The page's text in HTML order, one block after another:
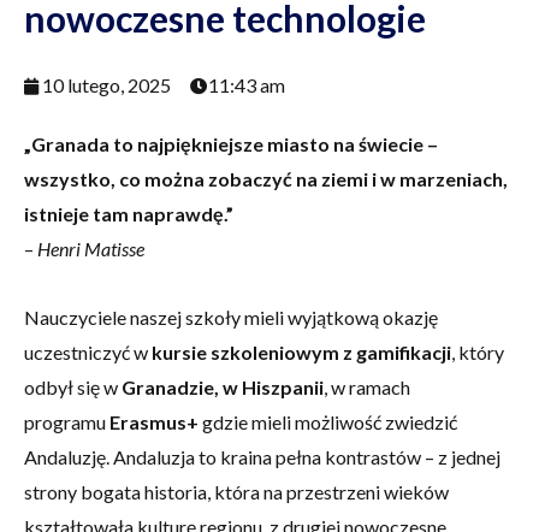
nowoczesne technologie
10 lutego, 2025 11:43 am
„Granada to najpiękniejsze miasto na świecie –
wszystko, co można zobaczyć na ziemi i w marzeniach,
istnieje tam naprawdę.”
– Henri Matisse
Nauczyciele naszej szkoły mieli wyjątkową okazję
uczestniczyć w kursie szkoleniowym z gamifikacji, który
odbył się w Granadzie, w Hiszpanii, w ramach
programu Erasmus+ gdzie mieli możliwość zwiedzić
Andaluzję. Andaluzja to kraina pełna kontrastów – z jednej
strony bogata historia, która na przestrzeni wieków
kształtowała kulturę regionu, z drugiej nowoczesne